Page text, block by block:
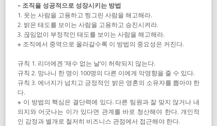
– 조직을 성공적으로 성장시키는 방법
1. 웃는 사람을 고용하고 찡그린 사람을 해고해라.
2. 밝은 태도를 보이는 사람을 고용하고 승진시켜라.
3. 끊임없이 부정적인 태도를 보이는 사람을 해고해라.
※ 조직에서 중역으로 올라갈수록 이 방법의 중요성은 커진다.
규칙 1. 리더에겐 ‘재수 없는 날’이 허락되지 않는다.
규칙 2. 망나니 한 명이 100명의 다른 이에게 악영향을 줄 수 있다.
규칙 3. 에너지가 넘치고 긍정적인 밝은 영혼의 소유자를 뽑아야 한
다.
※ 이 방법의 핵심은 결단력에 있다. 다른 팀원과 잘 맞지 않거나 내
의지와 어긋나는 이가 있다면 관계를 바로 청산해야 한다. 개인적
인 감정과 별개로 철저히 비즈니스 관점에서 접근해야 한다.